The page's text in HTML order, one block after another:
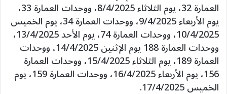
العمارة 32، يوم الثلاثاء 8/4/2025، ووحدات العمارة 33،
يوم الأربعاء 9/4/2025، ووحدات العمارة 34، يوم الخميس
10/4/2025، ووحدات العمارة 74، يوم الأحد 13/4/2025،
ووحدات العمارة 188 يوم الإثنين 14/4/2025، ووحدات
العمارة 189، يوم الثلاثاء 15/4/2025، ووحدات العمارة
156، يوم الأربعاء 16/4/2025، ووحدات العمارة 159، يوم
الخميس 17/4/2025.